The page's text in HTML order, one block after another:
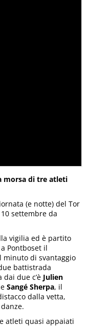
morsa di tre atleti
(e notte) del Tor
settembre da
vigilia ed è partito
Pontboset il
minuto di svantaggio
battistrada
due c’è Julien
Sangé Sherpa, il
dalla vetta,
atleti quasi appaiati